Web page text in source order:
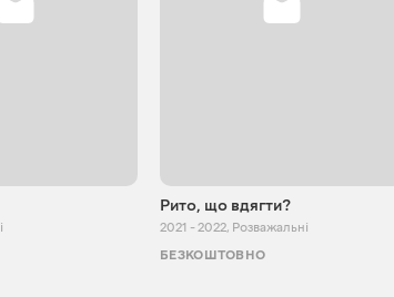
Рито, що вдягти?
2021 - 2022, Розважальні
БЕЗКОШТОВНО